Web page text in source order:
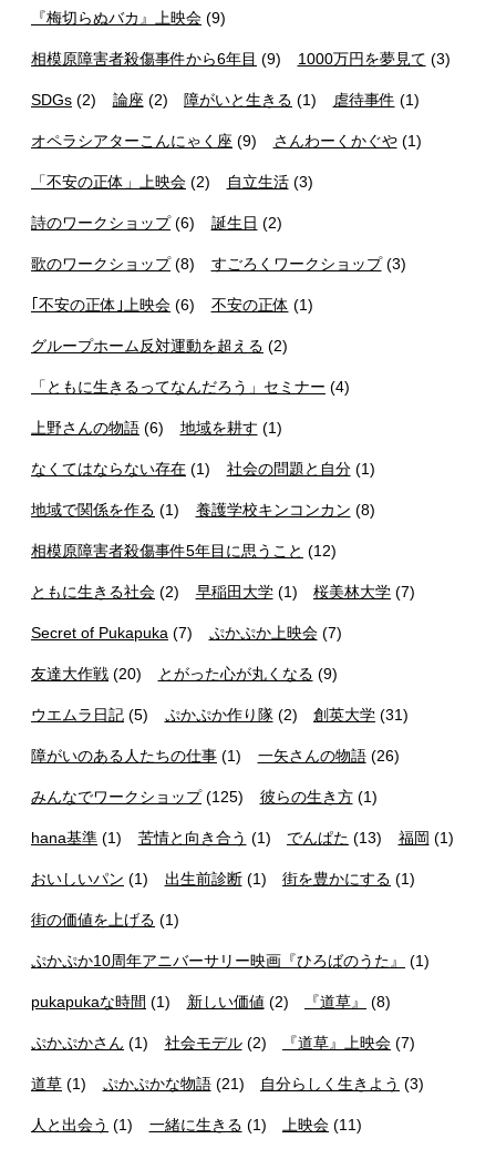
『梅切らぬバカ』上映会 (9)
相模原障害者殺傷事件から6年目 (9) 1000万円を夢見て (3)
SDGs (2) 論座 (2) 障がいと生きる (1) 虐待事件 (1)
オペラシアターこんにゃく座 (9) さんわーくかぐや(1)
「不安の正体」上映会 (2) 自立生活(3)
詩のワークショップ(6) 誕生日 (2)
歌のワークショップ(8) すごろくワークショップ(3)
｢不安の正体｣上映会 (6) 不安の正体 (1)
グループホーム反対運動を超える (2)
「ともに生きるってなんだろう」セミナー (4)
上野さんの物語 (6) 地域を耕す (1)
なくてはならない存在 (1) 社会の問題と自分(1)
地域で関係を作る (1) 養護学校キンコンカン (8)
相模原障害者殺傷事件5年目に思うこと (12)
ともに生きる社会 (2) 早稲田大学(1) 桜美林大学 (7)
Secret of Pukapuka (7) ぷかぷか上映会(7)
友達大作戦 (20) とがった心が丸くなる (9)
ウエムラ日記 (5) ぷかぷか作り隊(2) 創英大学 (31)
障がいのある人たちの仕事 (1) 一矢さんの物語(26)
みんなでワークショップ(125) 彼らの生き方(1)
hana基準 (1) 苦情と向き合う (1) でんぱた (13) 福岡 (1)
おいしいパン (1) 出生前診断(1) 街を豊かにする (1)
街の価値を上げる (1)
ぷかぷか10周年アニバーサリー映画『ひろばのうた』 (1)
pukapukaな時間 (1) 新しい価値 (2) 『道草』 (8)
ぷかぷかさん (1) 社会モデル(2) 『道草』上映会 (7)
道草 (1) ぷかぷかな物語(21) 自分らしく生きよう (3)
人と出会う (1) 一緒に生きる (1) 上映会 (11)